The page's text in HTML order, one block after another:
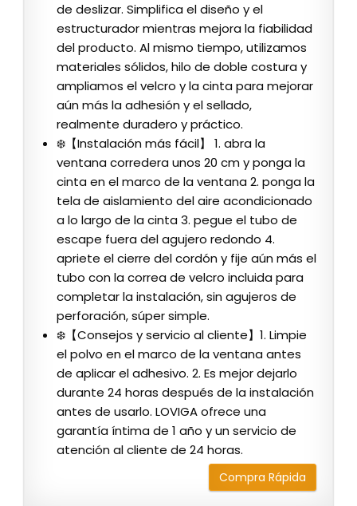
de deslizar. Simplifica el diseño y el
estructurador mientras mejora la fiabilidad
del producto. Al mismo tiempo, utilizamos
materiales sólidos, hilo de doble costura y
ampliamos el velcro y la cinta para mejorar
aún más la adhesión y el sellado,
realmente duradero y práctico.
❄️【Instalación más fácil】 1. abra la
ventana corredera unos 20 cm y ponga la
cinta en el marco de la ventana 2. ponga la
tela de aislamiento del aire acondicionado
a lo largo de la cinta 3. pegue el tubo de
escape fuera del agujero redondo 4.
apriete el cierre del cordón y fije aún más el
tubo con la correa de velcro incluida para
completar la instalación, sin agujeros de
perforación, súper simple.
❄️【Consejos y servicio al cliente】1. Limpie
el polvo en el marco de la ventana antes
de aplicar el adhesivo. 2. Es mejor dejarlo
durante 24 horas después de la instalación
antes de usarlo. LOVIGA ofrece una
garantía íntima de 1 año y un servicio de
atención al cliente de 24 horas.
Compra Rápida